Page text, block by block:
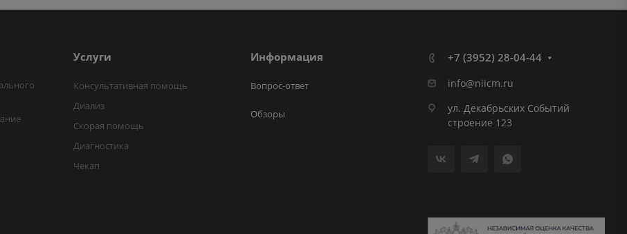
Услуги
Консультативная помощь
Диализ
Скорая помощь
Диагностика
Чекап
Информация
Вопрос-ответ
Обзоры
+7 (3952) 28-04-44
info@niicm.ru
ул. Декабрьских Событий
строение 123